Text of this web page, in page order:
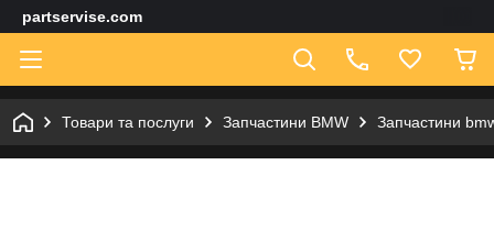
partservise.com
Товари та послуги Запчастини BMW Запчастини